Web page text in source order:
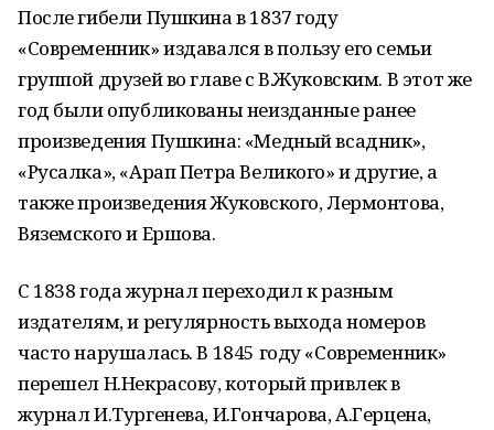
После гибели Пушкина в 1837 году
«Современник» издавался в пользу его семьи
группой друзей во главе с В.Жуковским. В этот же
год были опубликованы неизданные ранее
произведения Пушкина: «Медный всадник»,
«Русалка», «Арап Петра Великого» и другие, а
также произведения Жуковского, Лермонтова,
Вяземского и Ершова.
С 1838 года журнал переходил к разным
издателям, и регулярность выхода номеров
часто нарушалась. В 1845 году «Современник»
перешел Н.Некрасову, который привлек в
журнал И.Тургенева, И.Гончарова, А.Герцена,